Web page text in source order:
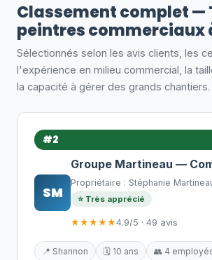
Classement complet —
peintres commerciaux
Sélectionnés selon les avis clients, les
l'expérience en milieu commercial, la
la capacité à gérer des grands chantiers.
#2
SM
Groupe Martineau —
Propriétaire : Stéphanie
⭐ Très apprécié
★★★★★4.9/5 · 49 avis
📍 Shannon 🗓️ 10 ans
👥 4